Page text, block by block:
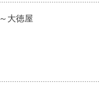
大徳屋